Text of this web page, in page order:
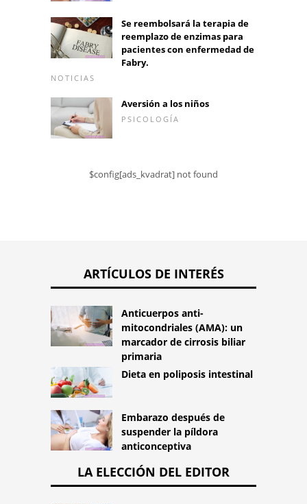
Se reembolsará la terapia de
reemplazo de enzimas para
pacientes con enfermedad de
Fabry.
NOTICIAS
Aversión a los niños
PSICOLOGÍA
$config[ads_kvadrat] not found
ARTÍCULOS DE INTERÉS
Anticuerpos anti-
mitocondriales (AMA): un
marcador de cirrosis biliar
primaria
Dieta en poliposis intestinal
Embarazo después de
suspender la píldora
anticonceptiva
LA ELECCIÓN DEL EDITOR